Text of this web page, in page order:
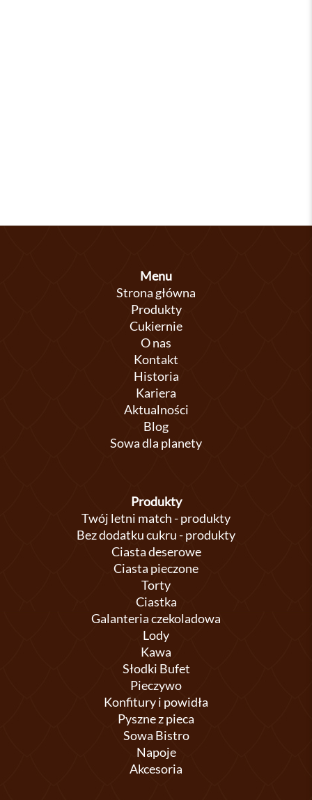
Menu
Strona główna
Produkty
Cukiernie
O nas
Kontakt
Historia
Kariera
Aktualności
Blog
Sowa dla planety
Produkty
Twój letni match - produkty
Bez dodatku cukru - produkty
Ciasta deserowe
Ciasta pieczone
Torty
Ciastka
Galanteria czekoladowa
Lody
Kawa
Słodki Bufet
Pieczywo
Konfitury i powidła
Pyszne z pieca
Sowa Bistro
Napoje
Akcesoria